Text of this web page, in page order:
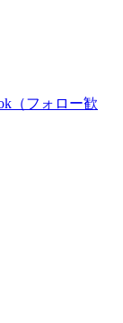
（フォロー歓